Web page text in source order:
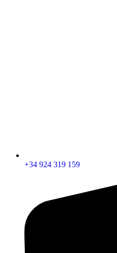
+34 924 319 159